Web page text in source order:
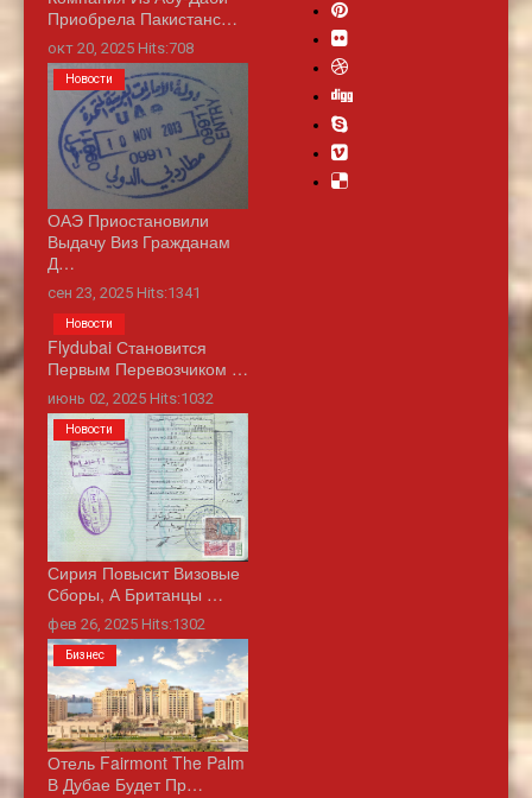
Приобрела Пакистанс…
окт 20, 2025 Hits:708
ОАЭ Приостановили
Выдачу Виз Гражданам
Д…
сен 23, 2025 Hits:1341
Новости
Flydubai Становится
Первым Перевозчиком …
июнь 02, 2025 Hits:1032
Новости
Сирия Повысит Визовые
Сборы, А Британцы …
фев 26, 2025 Hits:1302
Новости
Отель Fairmont The Palm
В Дубае Будет Пр…
Бизнес